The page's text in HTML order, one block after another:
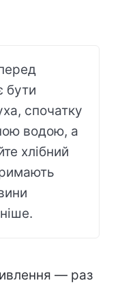
бути
спочатку
водою, а
хлібний
— раз